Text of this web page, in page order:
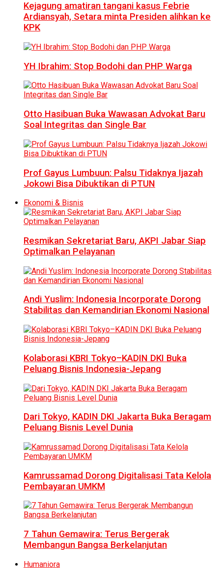
Kejagung amatiran tangani kasus Febrie
Ardiansyah, Setara minta Presiden alihkan ke
KPK
YH Ibrahim: Stop Bodohi dan PHP Warga
Otto Hasibuan Buka Wawasan Advokat Baru
Soal Integritas dan Single Bar
Prof Gayus Lumbuun: Palsu Tidaknya Ijazah
Jokowi Bisa Dibuktikan di PTUN
Ekonomi & Bisnis
Resmikan Sekretariat Baru, AKPI Jabar Siap
Optimalkan Pelayanan
Andi Yuslim: Indonesia Incorporate Dorong
Stabilitas dan Kemandirian Ekonomi Nasional
Kolaborasi KBRI Tokyo–KADIN DKI Buka
Peluang Bisnis Indonesia-Jepang
Dari Tokyo, KADIN DKI Jakarta Buka Beragam
Peluang Bisnis Level Dunia
Kamrussamad Dorong Digitalisasi Tata Kelola
Pembayaran UMKM
7 Tahun Gemawira: Terus Bergerak
Membangun Bangsa Berkelanjutan
Humaniora